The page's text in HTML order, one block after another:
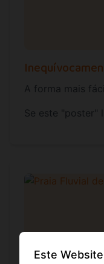
A forma mais
Se este "poster"
Este